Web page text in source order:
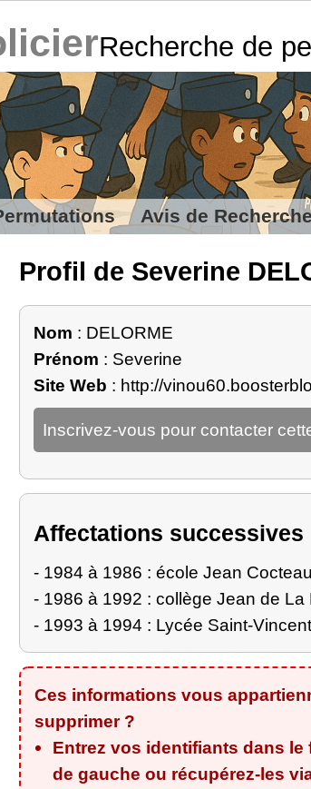
Recherche de
Avis de
Profil de Severine
Nom : DELORME
Prénom : Severine
Site Web : http://
Inscrivez-vous pour contacter
Affectations successives
- 1984 à 1986 : école Jean
- 1986 à 1992 : collège Jean de
- 1993 à 1994 : Lycée Saint-
Ces informations vous
supprimer ?
Entrez vos identifiants dans
de gauche ou récupérez-les